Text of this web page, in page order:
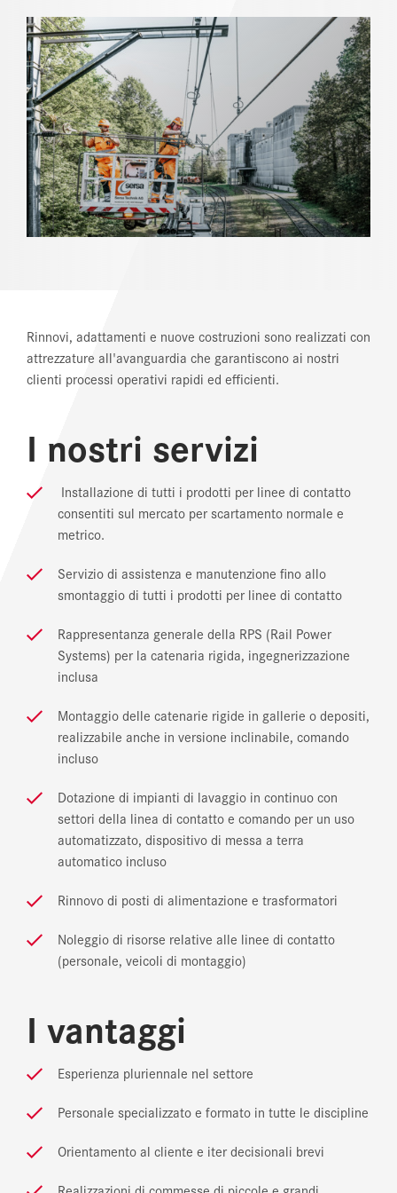
REFERENZE
NEWS
SEZIONE DOWNLOAD
Rinnovi, adattamenti e nuove costruzioni sono realizzati con
attrezzature all'avanguardia che garantiscono ai nostri
clienti processi operativi rapidi ed efficienti.
I nostri servizi
Installazione di tutti i prodotti per linee di contatto
consentiti sul mercato per scartamento normale e
metrico.
Servizio di assistenza e manutenzione fino allo
smontaggio di tutti i prodotti per linee di contatto
Rappresentanza generale della RPS (Rail Power
Systems) per la catenaria rigida, ingegnerizzazione
inclusa
Montaggio delle catenarie rigide in gallerie o depositi,
realizzabile anche in versione inclinabile, comando
incluso
Dotazione di impianti di lavaggio in continuo con
settori della linea di contatto e comando per un uso
automatizzato, dispositivo di messa a terra
automatico incluso
Rinnovo di posti di alimentazione e trasformatori
Noleggio di risorse relative alle linee di contatto
(personale, veicoli di montaggio)
I vantaggi
Esperienza pluriennale nel settore
Personale specializzato e formato in tutte le discipline
Orientamento al cliente e iter decisionali brevi